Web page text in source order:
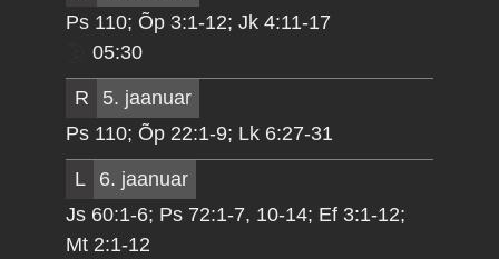
Ps 110; Õp 3:1-12; Jk 4:11-17
05:30
R
5. jaanuar
Ps 110; Õp 22:1-9; Lk 6:27-31
L
6. jaanuar
Js 60:1-6; Ps 72:1-7, 10-14; Ef 3:1-12;
Mt 2:1-12